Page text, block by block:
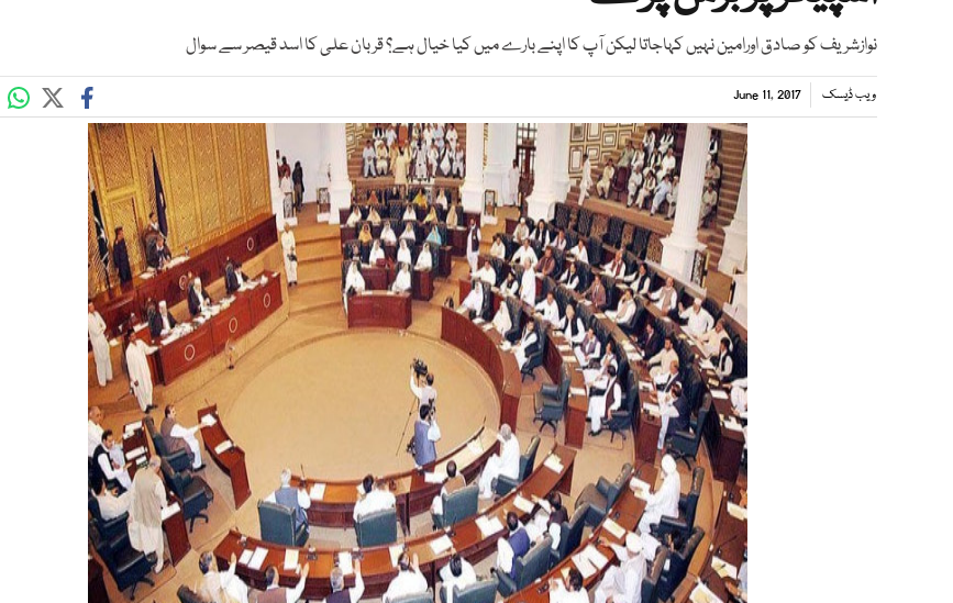
نوازشریف کو صادق اورامین نہیں کہاجاتا لیکن آپ کا اپنے بارے میں کیا خیال ہے؟ قربان علی کا اسد قیصر سے سوال
ویب ڈیسک June 11, 2017